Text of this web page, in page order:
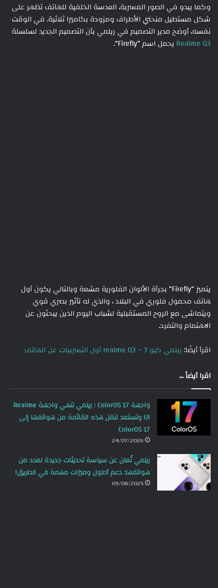
وكما يبدو في الصور المسربة، العدسة الخلفية للهاتف تظهر على
شكل مستطيل منحني الأطراف ومزودة بكاميرا ثلاثية. في الوقت
نفسه، أوضح مدير التصميم في ريلمي بأن التصميم الجديد لسلسلة
Realme Q3 يحمل اسم “Firefly”.
يتميز “Firefly” بجرأة الألوان الفلورية مشعة وبالتالي يكون أول
هاتف محمول فلوري في البلاد ، والذي له تأثير بصري قوي
ويتماشى مع الروح المستقبلية لشباب اليوم الذين يبحثون عن
الاهتمام والتفرد.
اقرأ أيضًا: ريلمي كيو 3 – realme Q3 أول التسريبات عن الهاتف
اقرا أيضاً ...
واجهة ColorOS 17 : ريلمي تنهي واجهة Realme
UI وتستعد لنقل هذه القائمة من هواتفها إلى
ColorOS 17
24/07/2026
ريلمي تُعلن عن سياسة تحديثات جديدة لعدد من
هواتفها: دعم أطول وميزات مهمة في الطريق!
09/08/2025